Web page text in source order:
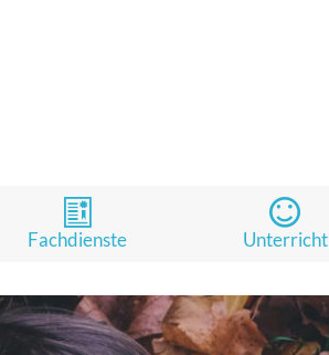
Fachdienste Unterricht